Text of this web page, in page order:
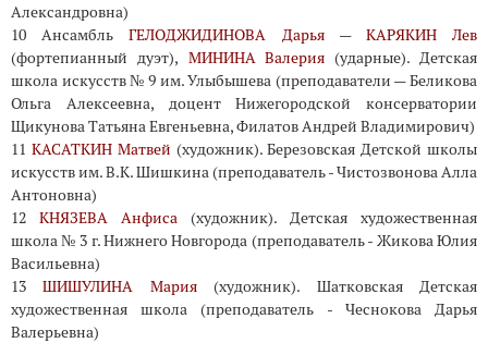
Александровна)
10 АнсамбльГЕЛОДЖИДИНОВА Дарья —КАРЯКИН Лев
(фортепианный дуэт), МИНИНА Валерия (ударные). Детская
школа искусств № 9 им. Улыбышева (преподаватели — Беликова
Ольга Алексеевна, доцент Нижегородской консерватории
Щикунова Татьяна Евгеньевна, Филатов Андрей Владимирович)
11 КАСАТКИН Матвей (художник). Березовская Детской школы
искусств им. В.К. Шишкина (преподаватель - Чистозвонова Алла
Антоновна)
12 КНЯЗЕВА Анфиса (художник). Детская художественная
школа № 3 г. Нижнего Новгорода (преподаватель - Жикова Юлия
Васильевна)
13ШИШУЛИНА Мария(художник). Шатковская Детская
художественная школа (преподаватель - Чеснокова Дарья
Валерьевна)